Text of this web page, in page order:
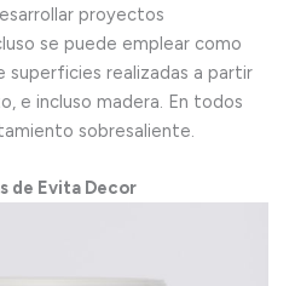
proyectos
se puede emplear como
realizadas a partir
e incluso madera. En todos
sobresaliente.
de Evita Decor